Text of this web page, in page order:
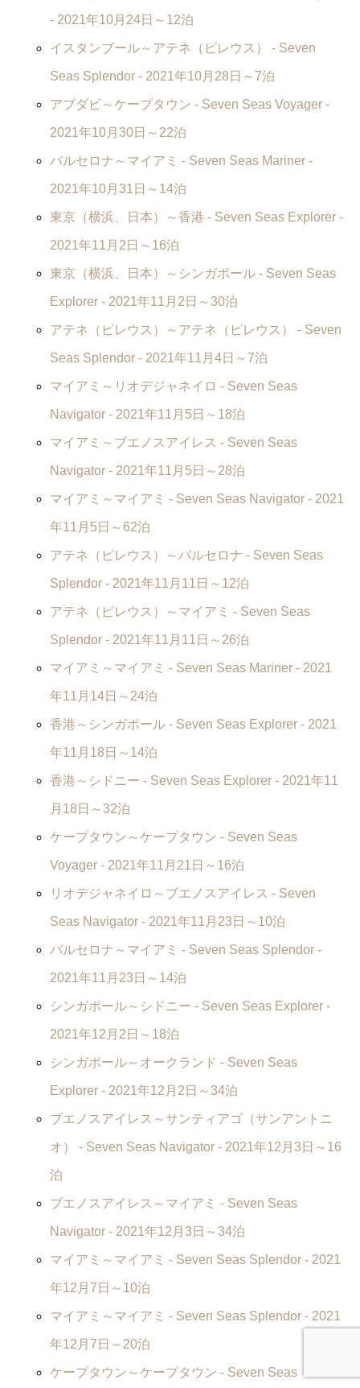
- 2021年10月24日～12泊
イスタンブール～アテネ（ピレウス） - Seven
Seas Splendor- 2021年10月28日～7泊
アブダビ～ケープタウン - Seven Seas Voyager-
2021年10月30日～22泊
バルセロナ～マイアミ - Seven Seas Mariner-
2021年10月31日～14泊
東京（横浜、日本）～香港 - Seven Seas Explorer-
2021年11月2日～16泊
東京（横浜、日本）～シンガポール - Seven Seas
Explorer- 2021年11月2日～30泊
アテネ（ピレウス）～アテネ（ピレウス） - Seven
Seas Splendor- 2021年11月4日～7泊
マイアミ～リオデジャネイロ - Seven Seas
Navigator- 2021年11月5日～18泊
マイアミ～ブエノスアイレス - Seven Seas
Navigator- 2021年11月5日～28泊
マイアミ～マイアミ - Seven Seas Navigator- 2021
年11月5日～62泊
アテネ（ピレウス）～バルセロナ - Seven Seas
Splendor- 2021年11月11日～12泊
アテネ（ピレウス）～マイアミ - Seven Seas
Splendor- 2021年11月11日～26泊
マイアミ～マイアミ - Seven Seas Mariner- 2021
年11月14日～24泊
香港～シンガポール - Seven Seas Explorer- 2021
年11月18日～14泊
香港～シドニー - Seven Seas Explorer- 2021年11
月18日～32泊
ケープタウン～ケープタウン - Seven Seas
Voyager- 2021年11月21日～16泊
リオデジャネイロ～ブエノスアイレス - Seven
Seas Navigator- 2021年11月23日～10泊
バルセロナ～マイアミ - Seven Seas Splendor-
2021年11月23日～14泊
シンガポール～シドニー - Seven Seas Explorer-
2021年12月2日～18泊
シンガポール～オークランド - Seven Seas
Explorer- 2021年12月2日～34泊
ブエノスアイレス～サンティアゴ（サンアントニ
オ） - Seven Seas Navigator- 2021年12月3日～16
泊
ブエノスアイレス～マイアミ - Seven Seas
Navigator- 2021年12月3日～34泊
マイアミ～マイアミ - Seven Seas Splendor- 2021
年12月7日～10泊
マイアミ～マイアミ - Seven Seas Splendor- 2021
年12月7日～20泊
ケープタウン～ケープタウン - Seven Seas